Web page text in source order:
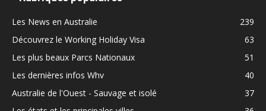
Les News en Australie
239
Découvrez le Working Holiday Visa
63
Les plus beaux Parcs Nationaux
51
Les dernières infos Whv
40
Australie de l'Ouest - Sauvage et isolé
37